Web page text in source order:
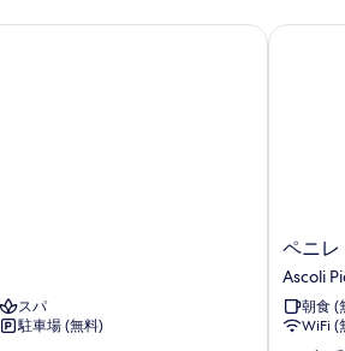
スパ
駐車場 (無料)
ペ
ニ
レ
Ascoli
Piceno
ペニレ
Ascoli
朝食 (
WiFi (
ペニレ